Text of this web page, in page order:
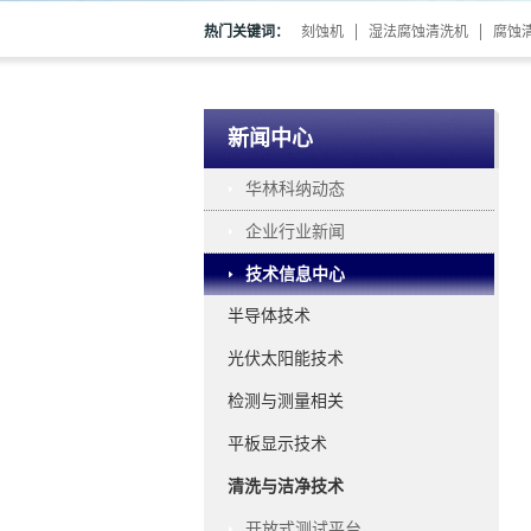
热门关键词： 刻蚀机 湿法腐蚀清洗机 腐蚀
新闻中心
华林科纳动态
企业行业新闻
技术信息中心
半导体技术
光伏太阳能技术
检测与测量相关
平板显示技术
清洗与洁净技术